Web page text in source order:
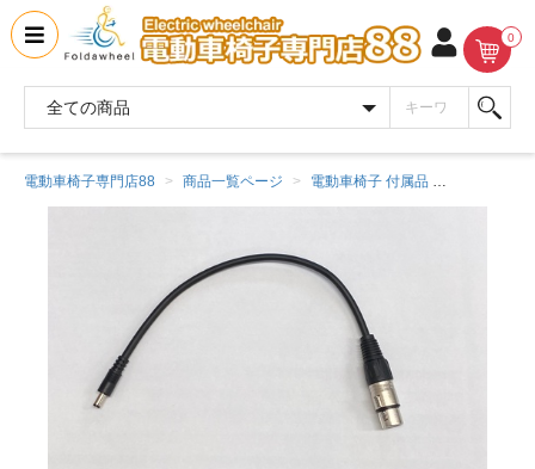
0
電動車椅子専門店88 商品一覧ページ 電動車椅子 付属品